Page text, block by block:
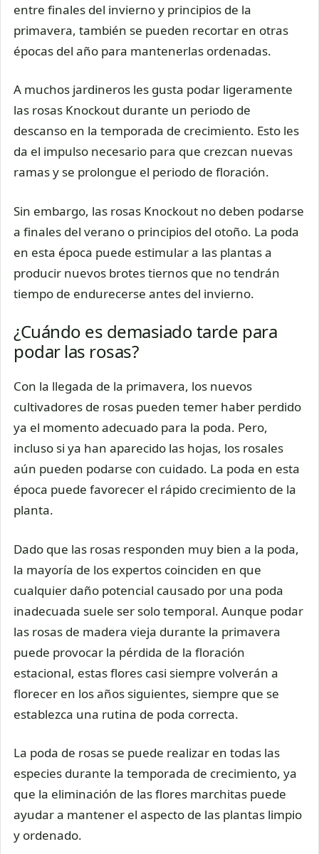
entre finales del invierno y principios de la
primavera, también se pueden recortar en otras
épocas del año para mantenerlas ordenadas.
A muchos jardineros les gusta podar ligeramente
las rosas Knockout durante un periodo de
descanso en la temporada de crecimiento. Esto les
da el impulso necesario para que crezcan nuevas
ramas y se prolongue el periodo de floración.
Sin embargo, las rosas Knockout no deben podarse
a finales del verano o principios del otoño. La poda
en esta época puede estimular a las plantas a
producir nuevos brotes tiernos que no tendrán
tiempo de endurecerse antes del invierno.
¿Cuándo es demasiado tarde para
podar las rosas?
Con la llegada de la primavera, los nuevos
cultivadores de rosas pueden temer haber perdido
ya el momento adecuado para la poda. Pero,
incluso si ya han aparecido las hojas, los rosales
aún pueden podarse con cuidado. La poda en esta
época puede favorecer el rápido crecimiento de la
planta.
Dado que las rosas responden muy bien a la poda,
la mayoría de los expertos coinciden en que
cualquier daño potencial causado por una poda
inadecuada suele ser solo temporal. Aunque podar
las rosas de madera vieja durante la primavera
puede provocar la pérdida de la floración
estacional, estas flores casi siempre volverán a
florecer en los años siguientes, siempre que se
establezca una rutina de poda correcta.
La poda de rosas se puede realizar en todas las
especies durante la temporada de crecimiento, ya
que la eliminación de las flores marchitas puede
ayudar a mantener el aspecto de las plantas limpio
y ordenado.